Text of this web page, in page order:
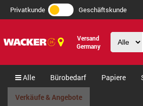
Privatkunde Geschäftskunde
Versand
Germany
Alle Bürobedarf Papiere
Verkäufe & Angebote